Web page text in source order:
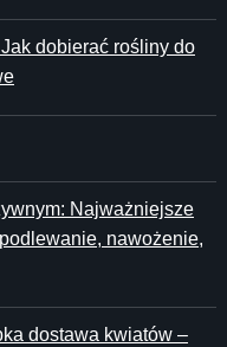
dobierać rośliny do
Najważniejsze
nawożenie,
dostawa kwiatów –